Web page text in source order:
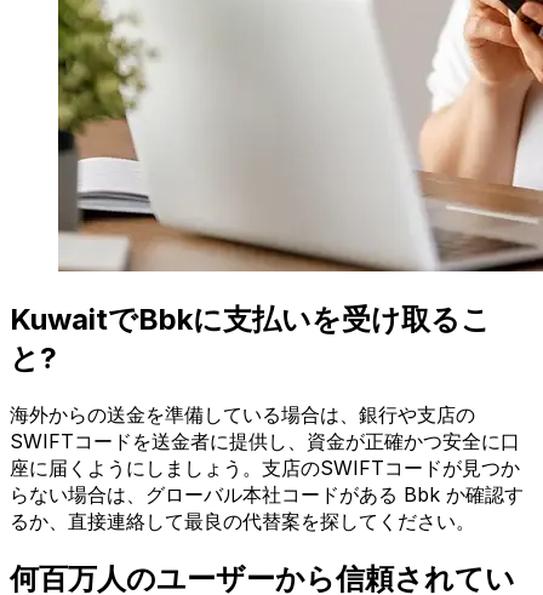
KuwaitでBbkに支払いを受け取るこ
と?
海外からの送金を準備している場合は、銀行や支店の
SWIFTコードを送金者に提供し、資金が正確かつ安全に口
座に届くようにしましょう。支店のSWIFTコードが見つか
らない場合は、グローバル本社コードがある Bbk か確認す
るか、直接連絡して最良の代替案を探してください。
何百万人のユーザーから信頼されてい